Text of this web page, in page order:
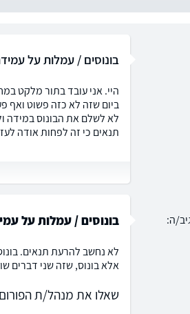
בונוסים / עמלות על
תנאים כי זה לפחות אודה
ה: בונוסים / עמלות על
אלא בונוס, שזה שני דברים
שאלו את מנהל/ת